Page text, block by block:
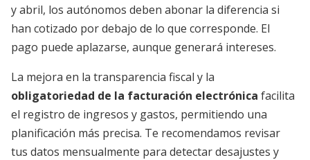
y abril, los autónomos deben abonar la diferencia si
han cotizado por debajo de lo que corresponde. El
pago puede aplazarse, aunque generará intereses.
La mejora en la transparencia fiscal y la
obligatoriedad de la facturación electrónica facilita
el registro de ingresos y gastos, permitiendo una
planificación más precisa. Te recomendamos revisar
tus datos mensualmente para detectar desajustes y